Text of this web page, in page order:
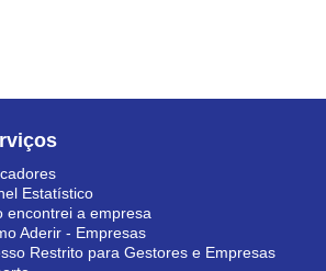
Estatístico
encontrei a empresa
Aderir - Empresas
Restrito para Gestores e Empresas